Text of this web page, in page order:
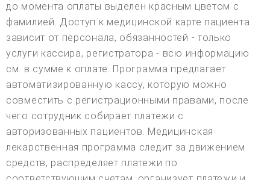
до момента оплаты выделен красным цветом с
фамилией. Доступ к медицинской карте пациента
зависит от персонала, обязанностей - только
услуги кассира, регистратора - всю информацию
см. в сумме к оплате. Программа предлагает
автоматизированную кассу, которую можно
совместить с регистрационными правами, после
чего сотрудник собирает платежи с
авторизованных пациентов. Медицинская
лекарственная программа следит за движением
средств, распределяет платежи по